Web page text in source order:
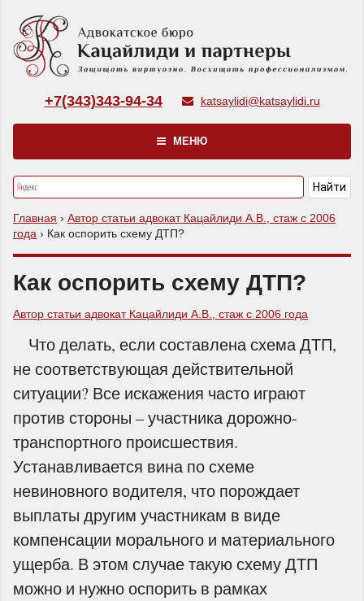
+7(343)343-94-34 katsaylidi@katsaylidi.ru
МЕНЮ
Главная › Автор статьи адвокат Кацайлиди А.В., стаж с 2006
года › Как оспорить схему ДТП?
Как оспорить схему ДТП?
Автор статьи адвокат Кацайлиди А.В., стаж с 2006 года
Что делать, если составлена схема ДТП,
не соответствующая действительной
ситуации? Все искажения часто играют
против стороны – участника дорожно-
транспортного происшествия.
Устанавливается вина по схеме
невиновного водителя, что порождает
выплаты другим участникам в виде
компенсации морального и материального
ущерба. В этом случае такую схему ДТП
можно и нужно оспорить в рамках